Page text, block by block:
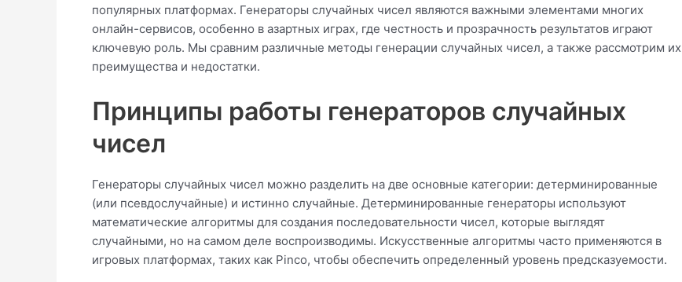
популярных платформах. Генераторы случайных чисел являются важными элементами многих
онлайн-сервисов, особенно в азартных играх, где честность и прозрачность результатов играют
ключевую роль. Мы сравним различные методы генерации случайных чисел, а также рассмотрим их
преимущества и недостатки.
Принципы работы генераторов случайных
чисел
Генераторы случайных чисел можно разделить на две основные категории: детерминированные
(или псевдослучайные) и истинно случайные. Детерминированные генераторы используют
математические алгоритмы для создания последовательности чисел, которые выглядят
случайными, но на самом деле воспроизводимы. Искусственные алгоритмы часто применяются в
игровых платформах, таких как Pinco, чтобы обеспечить определенный уровень предсказуемости.